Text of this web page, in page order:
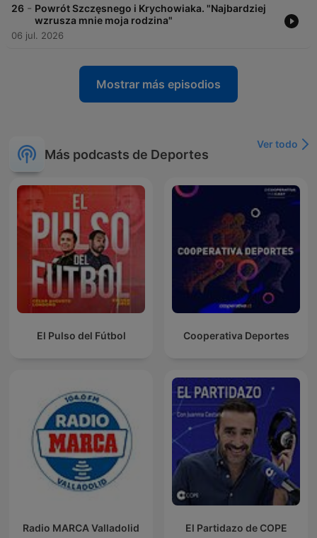
26 - Powrót Szczęsnego i Krychowiaka. "Najbardziej
wzrusza mnie moja rodzina"
06 jul. 2026
Mostrar más episodios
Más podcasts de Deportes
Ver todo
El Pulso del Fútbol Cooperativa Deportes
Radio MARCA Valladolid El Partidazo de COPE